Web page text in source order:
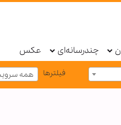
چندرسانه‌ای عکس
فیلترها همه